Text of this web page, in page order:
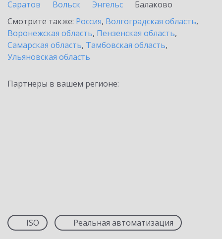
Саратов
Вольск Энгельс
Балаково
Смотрите также: Россия, Волгоградская область,
Воронежская область, Пензенская область,
Самарская область, Тамбовская область,
Ульяновская область
Партнеры в вашем регионе:
ISO Реальная автоматизация